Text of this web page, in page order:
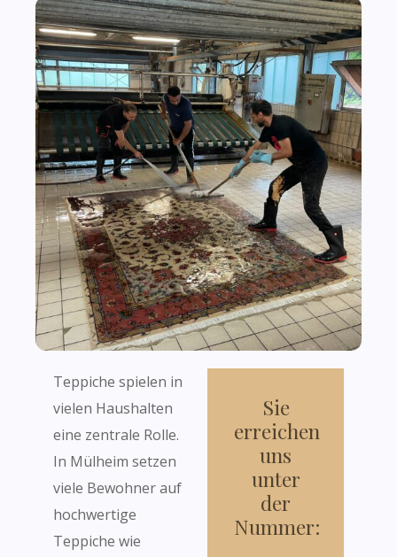
Teppiche spielen in
vielen Haushalten
eine zentrale Rolle.
In Mülheim setzen
viele Bewohner auf
hochwertige
Teppiche wie
Sie
erreichen
uns
unter
der
Nummer: